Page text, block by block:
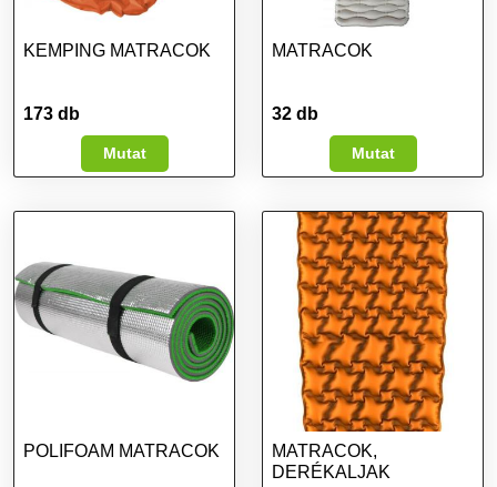
KEMPING MATRACOK
173 db
Mutat
MATRACOK
32 db
Mutat
POLIFOAM MATRACOK
MATRACOK,
DERÉKALJAK